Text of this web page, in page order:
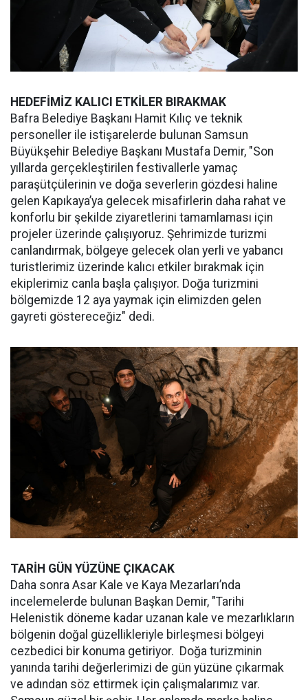
HEDEFİMİZ KALICI ETKİLER BIRAKMAK
Bafra Belediye Başkanı Hamit Kılıç ve teknik
personeller ile istişarelerde bulunan Samsun
Büyükşehir Belediye Başkanı Mustafa Demir, "Son
yıllarda gerçekleştirilen festivallerle yamaç
paraşütçülerinin ve doğa severlerin gözdesi haline
gelen Kapıkaya’ya gelecek misafirlerin daha rahat ve
konforlu bir şekilde ziyaretlerini tamamlaması için
projeler üzerinde çalışıyoruz. Şehrimizde turizmi
canlandırmak, bölgeye gelecek olan yerli ve yabancı
turistlerimiz üzerinde kalıcı etkiler bırakmak için
ekiplerimiz canla başla çalışıyor. Doğa turizmini
bölgemizde 12 aya yaymak için elimizden gelen
gayreti göstereceğiz" dedi.
TARİH GÜN YÜZÜNE ÇIKACAK
Daha sonra Asar Kale ve Kaya Mezarları’nda
incelemelerde bulunan Başkan Demir, "Tarihi
Helenistik döneme kadar uzanan kale ve mezarlıkların
bölgenin doğal güzellikleriyle birleşmesi bölgeyi
cezbedici bir konuma getiriyor. Doğa turizminin
yanında tarihi değerlerimizi de gün yüzüne çıkarmak
ve adından söz ettirmek için çalışmalarımız var.